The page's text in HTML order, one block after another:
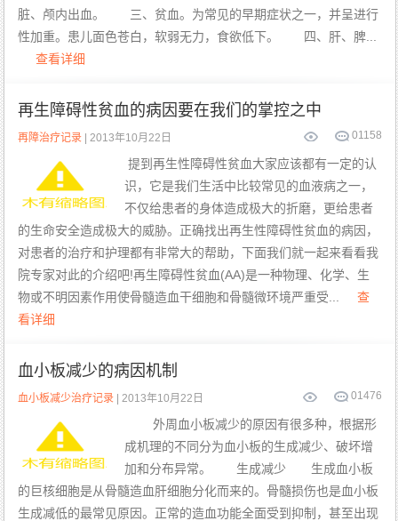
脏、颅内出血。 三、贫血。为常见的早期症状之一，并呈进行
性加重。患儿面色苍白，软弱无力，食欲低下。 四、肝、脾...
查看详细
再生障碍性贫血的病因要在我们的掌控之中
1158
0
再障治疗记录 | 2013年10月22日
提到再生性障碍性贫血大家应该都有一定的认
识，它是我们生活中比较常见的血液病之一，
不仅给患者的身体造成极大的折磨，更给患者
的生命安全造成极大的威胁。正确找出再生性障碍性贫血的病因，
对患者的治疗和护理都有非常大的帮助，下面我们就一起来看看我
院专家对此的介绍吧!再生障碍性贫血(AA)是一种物理、化学、生
物或不明因素作用使骨髓造血干细胞和骨髓微环境严重受...
查
看详细
血小板减少的病因机制
1476
0
血小板减少治疗记录 | 2013年10月22日
外周血小板减少的原因有很多种，根据形
成机理的不同分为血小板的生成减少、破坏增
加和分布异常。 生成减少 生成血小板
的巨核细胞是从骨髓造血肝细胞分化而来的。骨髓损伤也是血小板
生成减低的最常见原因。正常的造血功能全面受到抑制，甚至出现